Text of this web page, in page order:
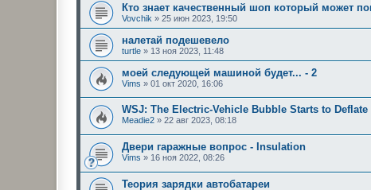
Кто знает качественный шоп который может
Vovchik » 25 июн 2023, 19:50
налетай подешевело
turtle » 13 ноя 2023, 11:48
моей следующей машиной будет... - 2
Vims » 01 окт 2020, 16:06
WSJ: The Electric-Vehicle Bubble Starts to Deflate
Meadie2 » 22 авг 2023, 08:18
Двери гаражные вопрос - Insulation
Vims » 16 ноя 2022, 08:26
Теория зарядки автобатареи